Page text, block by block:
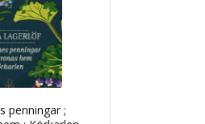
penningar ;